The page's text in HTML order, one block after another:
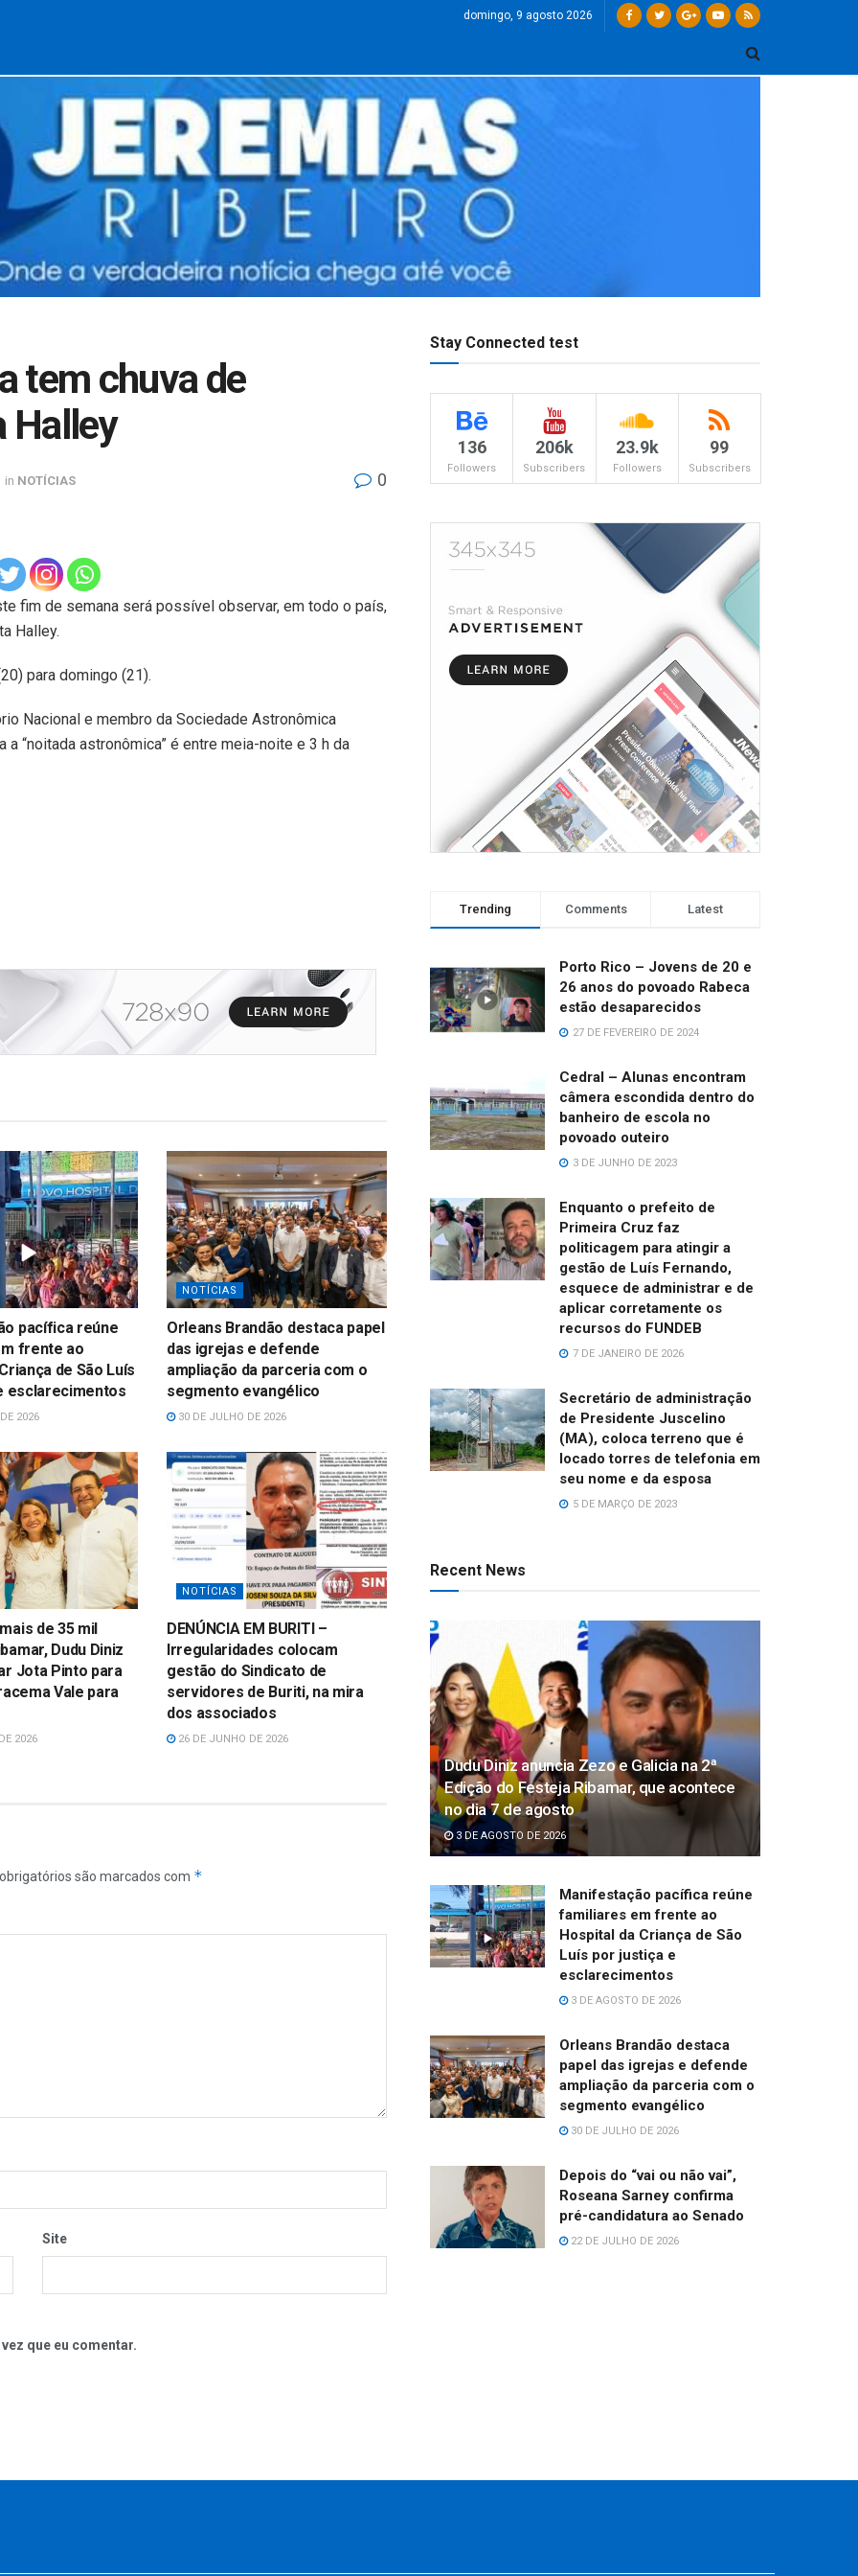
domingo, 9 agosto 2026
tem chuva de
Halley
in NOTÍCIAS 0
fim de semana será possível observar, em todo o país,
Halley.
para domingo (21).
Nacional e membro da Sociedade Astronômica
“noitada astronômica” é entre meia-noite e 3 h da
pacífica reúne
frente ao
de São Luís
esclarecimentos
2026
NOTÍCIAS
Orleans Brandão destaca papel
das igrejas e defende
ampliação da parceria com o
segmento evangélico
30 DE JULHO DE 2026
de 35 mil
Dudu Diniz
Jota Pinto para
Vale para
2026
NOTÍCIAS
DENÚNCIA EM BURITI –
Irregularidades colocam
gestão do Sindicato de
servidores de Buriti, na mira
dos associados
26 DE JUNHO DE 2026
são marcados com *
Site
que eu comentar.
Stay Connected test
136
Followers
206k
Subscribers
23.9k
Followers
99
Subscribers
Trending Comments Latest
Porto Rico – Jovens de 20 e
26 anos do povoado Rabeca
estão desaparecidos
27 DE FEVEREIRO DE 2024
Cedral – Alunas encontram
câmera escondida dentro do
banheiro de escola no
povoado outeiro
3 DE JUNHO DE 2023
Enquanto o prefeito de
Primeira Cruz faz
politicagem para atingir a
gestão de Luís Fernando,
esquece de administrar e de
aplicar corretamente os
recursos do FUNDEB
7 DE JANEIRO DE 2026
Secretário de administração
de Presidente Juscelino
(MA), coloca terreno que é
locado torres de telefonia em
seu nome e da esposa
5 DE MARÇO DE 2023
Recent News
Dudu Diniz anuncia Zezo e Galicia na 2ª
Edição do Festeja Ribamar, que acontece
no dia 7 de agosto
3 DE AGOSTO DE 2026
Manifestação pacífica reúne
familiares em frente ao
Hospital da Criança de São
Luís por justiça e
esclarecimentos
3 DE AGOSTO DE 2026
Orleans Brandão destaca
papel das igrejas e defende
ampliação da parceria com o
segmento evangélico
30 DE JULHO DE 2026
Depois do “vai ou não vai”,
Roseana Sarney confirma
pré-candidatura ao Senado
22 DE JULHO DE 2026